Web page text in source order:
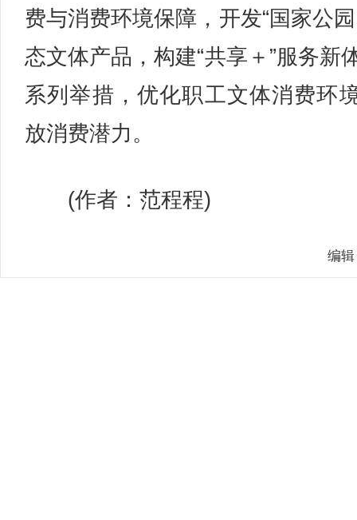
费与消费环境保障，开发“国家公
态文体产品，构建“共享＋”服务新
系列举措，优化职工文体消费环
放消费潜力。
(作者：范程程)
编